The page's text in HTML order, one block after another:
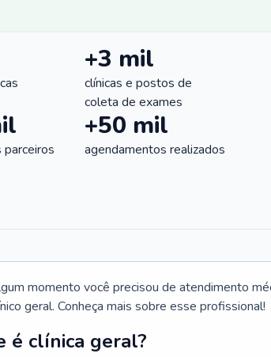
+3 mil
clínicas e postos de
coleta de exames
+50 mil
agendamentos realizados
momento você precisou de atendimento
geral. Conheça mais sobre esse profissional!
é clínica geral?